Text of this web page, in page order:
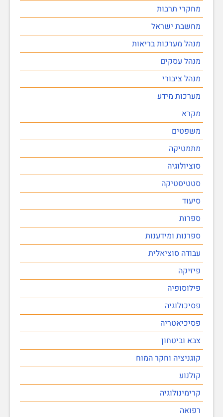
מחקרי תרבות
מחשבת ישראל
מנהל מערכות בריאות
מנהל עסקים
מנהל ציבורי
מערכות מידע
מקרא
משפטים
מתמטיקה
סוציולוגיה
סטטיסטיקה
סיעוד
ספרות
ספרנות ומידענות
עבודה סוציאלית
פיזיקה
פילוסופיה
פסיכולוגיה
פסיכיאטריה
צבא וביטחון
קוגניציה וחקר המוח
קולנוע
קרימינולוגיה
רפואה